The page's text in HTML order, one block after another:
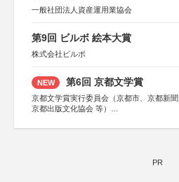
一般社団法人資産運用業協会
第9回 ビルボ 絵本大賞
株式会社ビルボ
NEW 第6回 京都文学賞
京都文学賞実行委員会（京都市、京都新
京都出版文化協会 等）
KADOKAWA、河出書房新社、幻冬舎、講
PR